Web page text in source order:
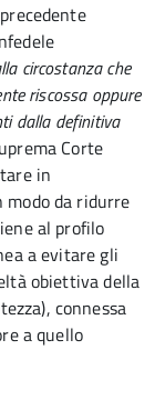
circostanza che
riscossa oppure
dalla definitiva
Corte
in
da ridurre
al profilo
a evitare gli
obiettiva della
connessa
a quello